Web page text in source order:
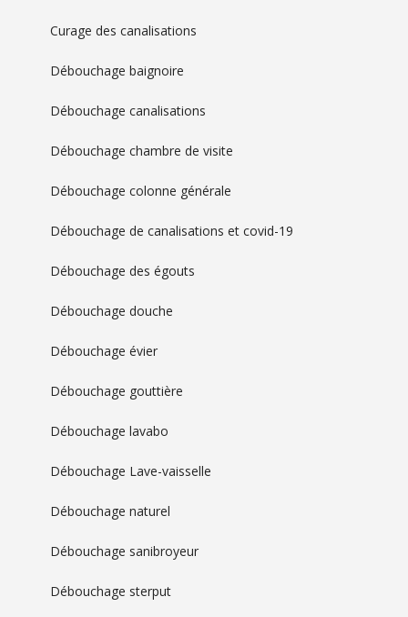
Curage des canalisations
Débouchage baignoire
Débouchage canalisations
Débouchage chambre de visite
Débouchage colonne générale
Débouchage de canalisations et covid-19
Débouchage des égouts
Débouchage douche
Débouchage évier
Débouchage gouttière
Débouchage lavabo
Débouchage Lave-vaisselle
Débouchage naturel
Débouchage sanibroyeur
Débouchage sterput